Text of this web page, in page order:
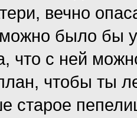
вечно
было бы
что с ней
чтобы ты
старое